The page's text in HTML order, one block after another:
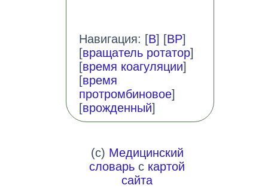
Навигация: [В] [ВР]
[вращатель ротатор]
[время коагуляции]
[время
протромбиновое]
[врожденный]
(c) Медицинский
словарь с картой
сайта